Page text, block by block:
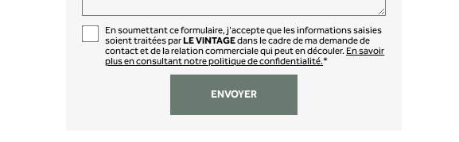
En soumettant ce formulaire, j'accepte que les informations saisies
soient traitées parLE VINTAGEdans le cadre de ma demande de
contact et de la relation commerciale qui peut en découler.En savoir
plus en consultant notre politique de confidentialité.*